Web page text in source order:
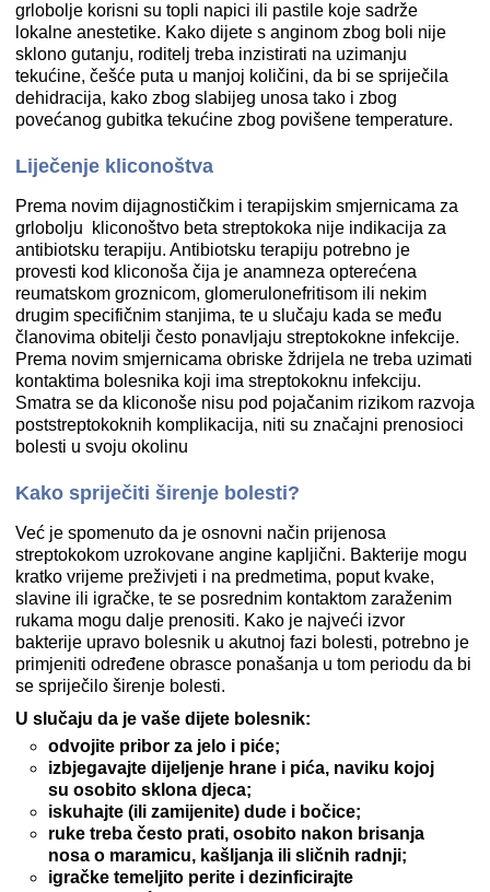
grlobolje korisni su topli napici ili pastile koje sadrže
lokalne anestetike. Kako dijete s anginom zbog boli nije
sklono gutanju, roditelj treba inzistirati na uzimanju
tekućine, češće puta u manjoj količini, da bi se spriječila
dehidracija, kako zbog slabijeg unosa tako i zbog
povećanog gubitka tekućine zbog povišene temperature.
Liječenje kliconoštva
Prema novim dijagnostičkim i terapijskim smjernicama za
grlobolju kliconoštvo beta streptokoka nije indikacija za
antibiotsku terapiju. Antibiotsku terapiju potrebno je
provesti kod kliconoša čija je anamneza opterećena
reumatskom groznicom, glomerulonefritisom ili nekim
drugim specifičnim stanjima, te u slučaju kada se među
članovima obitelji često ponavljaju streptokokne infekcije.
Prema novim smjernicama obriske ždrijela ne treba uzimati
kontaktima bolesnika koji ima streptokoknu infekciju.
Smatra se da kliconoše nisu pod pojačanim rizikom razvoja
poststreptokoknih komplikacija, niti su značajni prenosioci
bolesti u svoju okolinu
Kako spriječiti širenje bolesti?
Već je spomenuto da je osnovni način prijenosa
streptokokom uzrokovane angine kapljični. Bakterije mogu
kratko vrijeme preživjeti i na predmetima, poput kvake,
slavine ili igračke, te se posrednim kontaktom zaraženim
rukama mogu dalje prenositi. Kako je najveći izvor
bakterije upravo bolesnik u akutnoj fazi bolesti, potrebno je
primjeniti određene obrasce ponašanja u tom periodu da bi
se spriječilo širenje bolesti.
U slučaju da je vaše dijete bolesnik:
odvojite pribor za jelo i piće;
izbjegavajte dijeljenje hrane i pića, naviku kojoj
su osobito sklona djeca;
iskuhajte (ili zamijenite) dude i bočice;
ruke treba često prati, osobito nakon brisanja
nosa o maramicu, kašljanja ili sličnih radnji;
igračke temeljito perite i dezinficirajte